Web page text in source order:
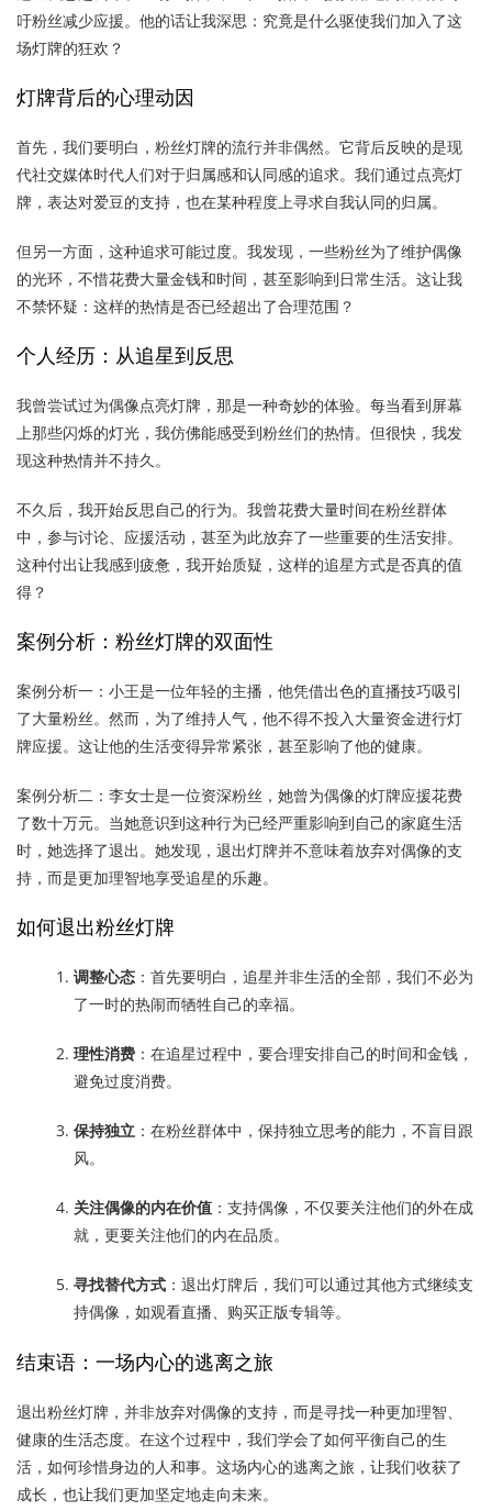
吁粉丝减少应援。他的话让我深思：究竟是什么驱使我们加入了这
场灯牌的狂欢？
灯牌背后的心理动因
首先，我们要明白，粉丝灯牌的流行并非偶然。它背后反映的是现
代社交媒体时代人们对于归属感和认同感的追求。我们通过点亮灯
牌，表达对爱豆的支持，也在某种程度上寻求自我认同的归属。
但另一方面，这种追求可能过度。我发现，一些粉丝为了维护偶像
的光环，不惜花费大量金钱和时间，甚至影响到日常生活。这让我
不禁怀疑：这样的热情是否已经超出了合理范围？
个人经历：从追星到反思
我曾尝试过为偶像点亮灯牌，那是一种奇妙的体验。每当看到屏幕
上那些闪烁的灯光，我仿佛能感受到粉丝们的热情。但很快，我发
现这种热情并不持久。
不久后，我开始反思自己的行为。我曾花费大量时间在粉丝群体
中，参与讨论、应援活动，甚至为此放弃了一些重要的生活安排。
这种付出让我感到疲惫，我开始质疑，这样的追星方式是否真的值
得？
案例分析：粉丝灯牌的双面性
案例分析一：小王是一位年轻的主播，他凭借出色的直播技巧吸引
了大量粉丝。然而，为了维持人气，他不得不投入大量资金进行灯
牌应援。这让他的生活变得异常紧张，甚至影响了他的健康。
案例分析二：李女士是一位资深粉丝，她曾为偶像的灯牌应援花费
了数十万元。当她意识到这种行为已经严重影响到自己的家庭生活
时，她选择了退出。她发现，退出灯牌并不意味着放弃对偶像的支
持，而是更加理智地享受追星的乐趣。
如何退出粉丝灯牌
调整心态 ：首先要明白，追星并非生活的全部，我们不必为
了一时的热闹而牺牲自己的幸福。
理性消费 ：在追星过程中，要合理安排自己的时间和金钱，
避免过度消费。
保持独立 ：在粉丝群体中，保持独立思考的能力，不盲目跟
风。
关注偶像的内在价值 ：支持偶像，不仅要关注他们的外在成
就，更要关注他们的内在品质。
寻找替代方式 ：退出灯牌后，我们可以通过其他方式继续支
持偶像，如观看直播、购买正版专辑等。
结束语：一场内心的逃离之旅
退出粉丝灯牌，并非放弃对偶像的支持，而是寻找一种更加理智、
健康的生活态度。在这个过程中，我们学会了如何平衡自己的生
活，如何珍惜身边的人和事。这场内心的逃离之旅，让我们收获了
成长，也让我们更加坚定地走向未来。